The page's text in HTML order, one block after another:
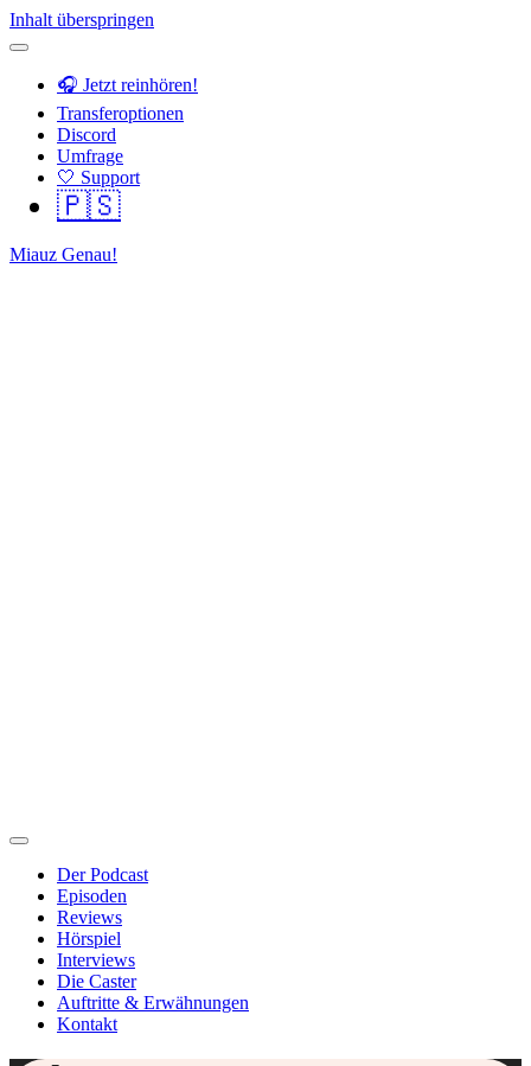
Inhalt überspringen
🎧 Jetzt reinhören!
Transferoptionen
Discord
Umfrage
🤍 Support
🇵🇸
Miauz Genau!
Der Podcast
Episoden
Reviews
Hörspiel
Interviews
Die Caster
Auftritte & Erwähnungen
Kontakt